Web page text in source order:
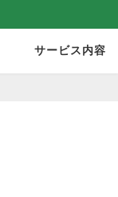
サービス内容